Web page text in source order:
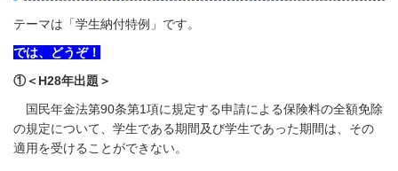
テーマは「学生納付特例」です。
では、どうぞ！
①＜H28年出題＞
国民年金法第90条第1項に規定する申請による保険料の全額免除
の規定について、学生である期間及び学生であった期間は、その
適用を受けることができない。